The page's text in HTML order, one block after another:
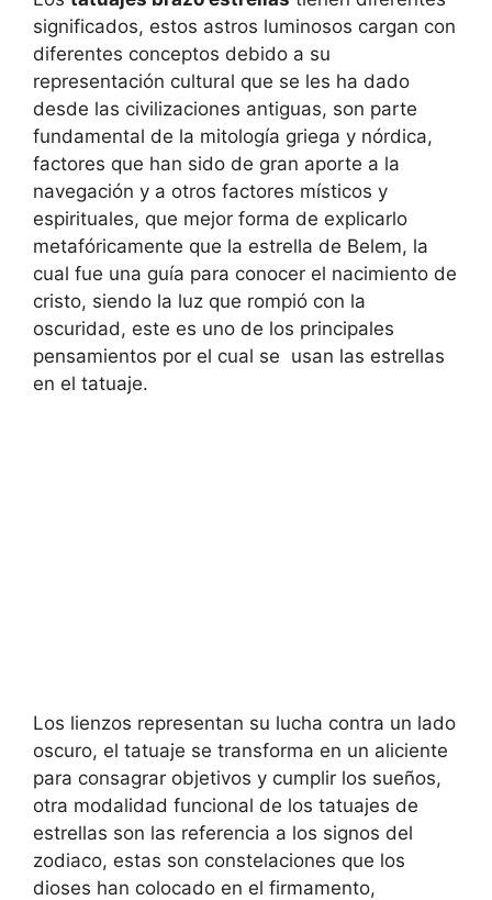
significados, estos astros luminosos cargan con
diferentes conceptos debido a su
representación cultural que se les ha dado
desde las civilizaciones antiguas, son parte
fundamental de la mitología griega y nórdica,
factores que han sido de gran aporte a la
navegación y a otros factores místicos y
espirituales, que mejor forma de explicarlo
metafóricamente que la estrella de Belem, la
cual fue una guía para conocer el nacimiento de
cristo, siendo la luz que rompió con la
oscuridad, este es uno de los principales
pensamientos por el cual se usan las estrellas
en el tatuaje.
Los lienzos representan su lucha contra un lado
oscuro, el tatuaje se transforma en un aliciente
para consagrar objetivos y cumplir los sueños,
otra modalidad funcional de los tatuajes de
estrellas son las referencia a los signos del
zodiaco, estas son constelaciones que los
dioses han colocado en el firmamento,